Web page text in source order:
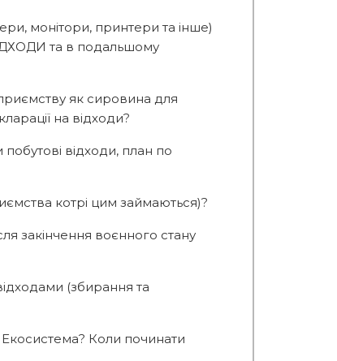
монітори, принтери та інше)
та в подальшому
як сировина для
на відходи?
побутові відходи, план по
котрі цим займаються)?
закінчення воєнного стану
(збирання та
Коли починати